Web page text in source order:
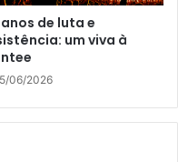
de luta e
um viva à
06/2026